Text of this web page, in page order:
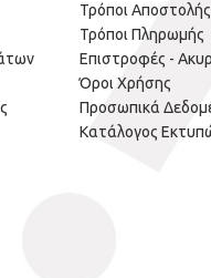
Τρόποι Αποστολής
Τρόποι Πληρωμής
Επιστροφές -
Όροι Χρήσης
Προσωπικά
Κατάλογος